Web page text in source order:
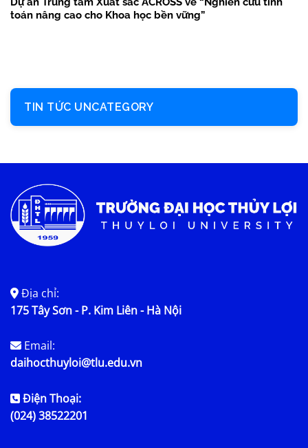
toán nâng cao cho Khoa học bền vững”
TIN TỨC UNCATEGORY
Địa chỉ:
175 Tây Sơn - P. Kim Liên - Hà Nội
Email:
daihocthuyloi@tlu.edu.vn
Điện Thoại:
(024) 38522201